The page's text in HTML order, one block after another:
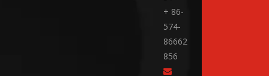
+ 86-
574-
86662
856
